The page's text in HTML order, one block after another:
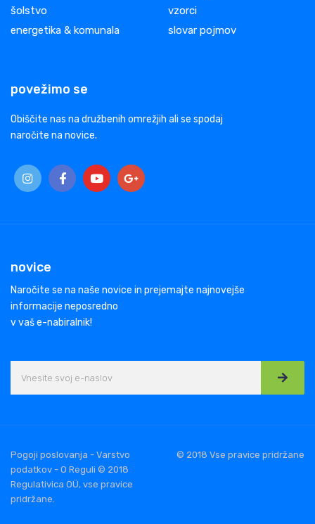
šolstvo
energetika & komunala
vzorci
slovar pojmov
povežimo se
Obiščite nas na družbenih omrežjih ali se spodaj
naročite na novice.
novice
Naročite se na naše novice in prejemajte najnovejše
informacije neposredno
v vaš e-nabiralnik!
Pogoji poslovanja - Varstvo
podatkov - O Reguli © 2018
Regulativica OÜ, vse pravice
pridržane.
© 2018 Vse pravice pridržane